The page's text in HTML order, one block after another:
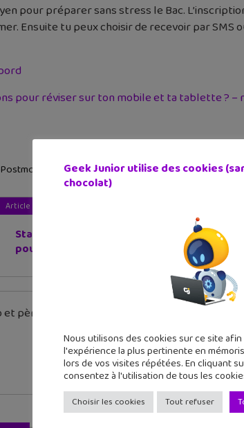
pour préparer sans stress le Bac.
Ensuite tu peux choisir de recevoir par SMS
pour réviser sur ton mobile et ta tablette ?–
Postmodern.im Révision Du Bac
Article précédent
Star Wars en réalité virtuelle
pou...
père de deux grands ados, j'aime tester de
Geek Junior utilise des cookies
chocolat)
Nous utilisons des cookies sur ce site
l'expérience la plus pertinente en
lors de vos visites répétées. En cliquant
consentez à l'utilisation de tous les
Choisir les cookies Tout refuser